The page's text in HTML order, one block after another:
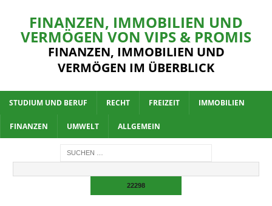
FINANZEN, IMMOBILIEN UND
VERMÖGEN VON VIPS & PROMIS
FINANZEN, IMMOBILIEN UND
VERMÖGEN IM ÜBERBLICK
STUDIUM UND BERUF RECHT FREIZEIT IMMOBILIEN
FINANZEN UMWELT ALLGEMEIN